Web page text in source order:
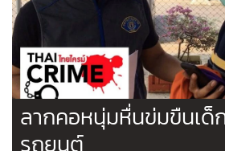
น่าจะเคยก่อเหตุมาแล้วในหลายพื้นที่
ลากคอหนุ่มหื่นข่มขืนเด็
รถยนต์